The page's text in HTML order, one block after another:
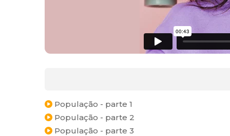
População - parte 1
População - parte 2
População - parte 3